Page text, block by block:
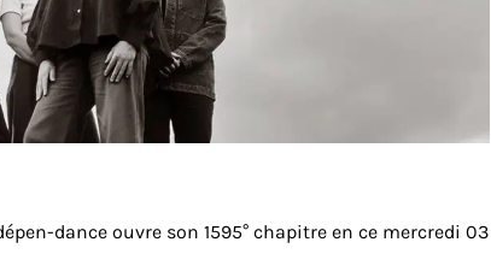
dance ouvre son 1595° chapitre en ce mercredi 03